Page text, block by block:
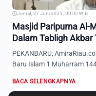
Jumat, 27 Juni 2025 | 00:00 WIB
Masjid Paripurna Al-
Dalam Tabligh Akbar
PEKANBARU,
Baru Islam 1 Muharram
BACA SELENGKAPNYA